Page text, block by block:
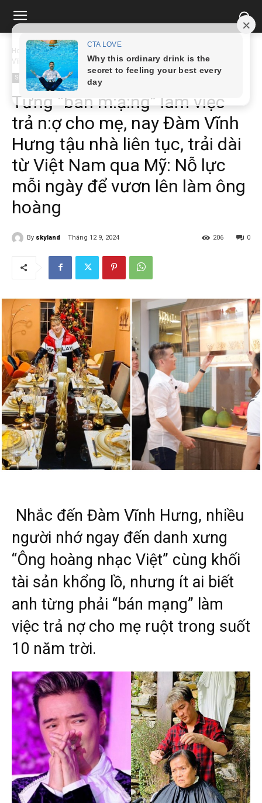
Home Showbiz
Từng "bán m:ạ:ng" làm việc trả n:ợ cho mẹ, nay Đàm
Vĩnh...
Showbiz
Từng “bán m:ạ:ng” làm việc
trả n:ợ cho mẹ, nay Đàm Vĩnh
Hưng tậu nhà liên tục, trải dài
từ Việt Nam qua Mỹ: Nỗ lực
mỗi ngày để vươn lên làm ông
hoàng
By skyland Tháng 12 9, 2024 0
206
Nhắc đến Đàm Vĩnh Hưng, nhiều
người nhớ ngay đến danh xưng
“Ông hoàng nhạc Việt” cùng khối
tài sản khổng lồ, nhưng ít ai biết
anh từng phải “bán mạng” làm
việc trả nợ cho mẹ ruột trong suốt
10 năm trời.